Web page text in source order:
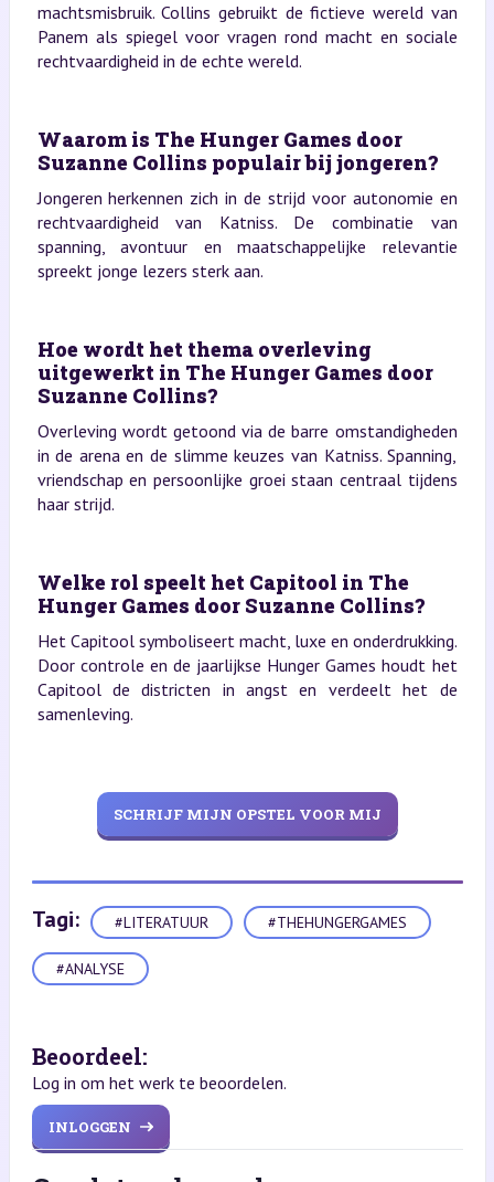
machtsmisbruik. Collins gebruikt de fictieve wereld van
Panem als spiegel voor vragen rond macht en sociale
rechtvaardigheid in de echte wereld.
Waarom is The Hunger Games door
Suzanne Collins populair bij jongeren?
Jongeren herkennen zich in de strijd voor autonomie en
rechtvaardigheid van Katniss. De combinatie van
spanning, avontuur en maatschappelijke relevantie
spreekt jonge lezers sterk aan.
Hoe wordt het thema overleving
uitgewerkt in The Hunger Games door
Suzanne Collins?
Overleving wordt getoond via de barre omstandigheden
in de arena en de slimme keuzes van Katniss. Spanning,
vriendschap en persoonlijke groei staan centraal tijdens
haar strijd.
Welke rol speelt het Capitool in The
Hunger Games door Suzanne Collins?
Het Capitool symboliseert macht, luxe en onderdrukking.
Door controle en de jaarlijkse Hunger Games houdt het
Capitool de districten in angst en verdeelt het de
samenleving.
SCHRIJF MIJN OPSTEL VOOR MIJ
Tagi: #LITERATUUR #THEHUNGERGAMES
#ANALYSE
Beoordeel:
Log in om het werk te beoordelen.
INLOGGEN